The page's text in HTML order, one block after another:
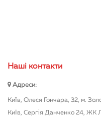
Нашi контакти
Адреси:
Київ, Олеся Гончара, 32, м.
Київ, Сергія Данченко 24, ЖК